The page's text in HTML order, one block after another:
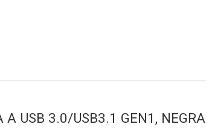
USB 3.0/USB3.1 GEN1, NEGRA